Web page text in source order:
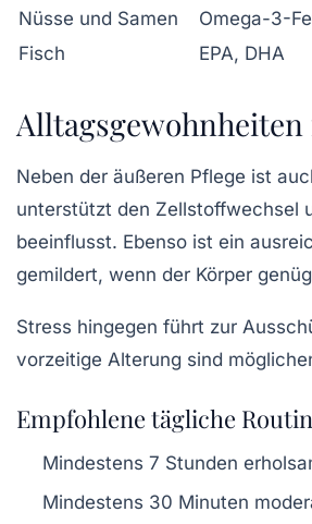
Nüsse und Samen
Omega-3-
Fisch
EPA, DHA
Neben der äußeren Pflege ist
unterstützt den Zellstoffwechsel
beeinflusst. Ebenso ist ein
gemildert, wenn der Körper
Stress hingegen führt zur
vorzeitige Alterung sind
Empfohlene tägliche
Mindestens 7 Stunden
Mindestens 30 Minuten